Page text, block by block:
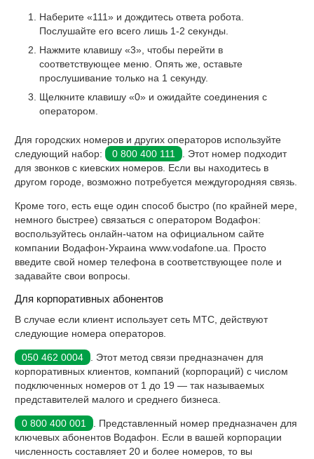
Наберите «111» и дождитесь ответа робота.
Послушайте его всего лишь 1-2 секунды.
Нажмите клавишу «3», чтобы перейти в
соответствующее меню. Опять же, оставьте
прослушивание только на 1 секунду.
Щелкните клавишу «0» и ожидайте соединения с
оператором.
Для городских номеров и других операторов используйте
следующий набор:
0 800 400 111
. Этот номер подходит
для звонков с киевских номеров. Если вы находитесь в
другом городе, возможно потребуется междугородняя связь.
Кроме того, есть еще один способ быстро (по крайней мере,
немного быстрее) связаться с оператором Водафон:
воспользуйтесь онлайн-чатом на официальном сайте
компании Водафон-Украина www.vodafone.ua. Просто
введите свой номер телефона в соответствующее поле и
задавайте свои вопросы.
Для корпоративных абонентов
В случае если клиент использует сеть МТС, действуют
следующие номера операторов.
050 462 0004
. Этот метод связи предназначен для
корпоративных клиентов, компаний (корпораций) с числом
подключенных номеров от 1 до 19 — так называемых
представителей малого и среднего бизнеса.
0 800 400 001
. Представленный номер предназначен для
ключевых абонентов Водафон. Если в вашей корпорации
численность составляет 20 и более номеров, то вы